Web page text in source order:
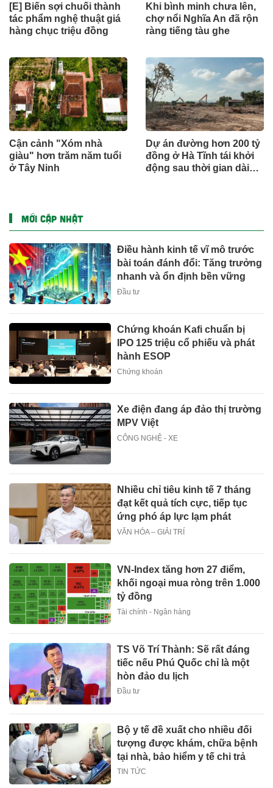
[E] Biến sợi chuối thành
tác phẩm nghệ thuật giá
hàng chục triệu đồng
Khi bình minh chưa lên,
chợ nổi Nghĩa An đã rộn
ràng tiếng tàu ghe
Cận cảnh "Xóm nhà
giàu" hơn trăm năm tuổi
ở Tây Ninh
Dự án đường hơn 200 tỷ
đồng ở Hà Tĩnh tái khởi
động sau thời gian dài
MỚI CẬP NHẬT
Điều hành kinh tế vĩ mô trước
bài toán đánh đổi: Tăng trưởng
nhanh và ổn định bền vững
Đầu tư
Chứng khoán Kafi chuẩn bị
IPO 125 triệu cổ phiếu và phát
hành ESOP
Chứng khoán
Xe điện đang áp đảo thị trường
MPV Việt
CÔNG NGHỆ - XE
Nhiều chỉ tiêu kinh tế 7 tháng
đạt kết quả tích cực, tiếp tục
ứng phó áp lực lạm phát
VĂN HÓA – GIẢI TRÍ
VN-Index tăng hơn 27 điểm,
khối ngoại mua ròng trên 1.000
tỷ đồng
Tài chính - Ngân hàng
TS Võ Trí Thành: Sẽ rất đáng
tiếc nếu Phú Quốc chỉ là một
hòn đảo du lịch
Đầu tư
Bộ y tế đề xuất cho nhiều đối
tượng được khám, chữa bệnh
tại nhà, bảo hiểm y tế chi trả
TIN TỨC